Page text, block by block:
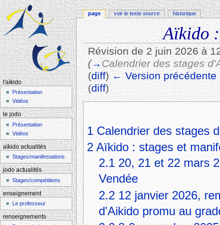
Aïkido
Révision de 2 juin 2026 à
(→Calendrier des stages
(diff) ← Version précédente
(diff)
Aller à :navigation rechercher
1 Calendrier des stages
2 Aïkido : stages et
2.1 20, 21 et 22 mars
Vendée
2.2 12 janvier 2026,
d'Aikido promu au
page voir le texte source historique
l'aïkido
Présentation
Vidéos
le jodo
Présentation
Vidéos
aïkido actualités
Stages/manifestations
jodo actualités
Stages/compétitions
enseignement
Le professeur
renseignements